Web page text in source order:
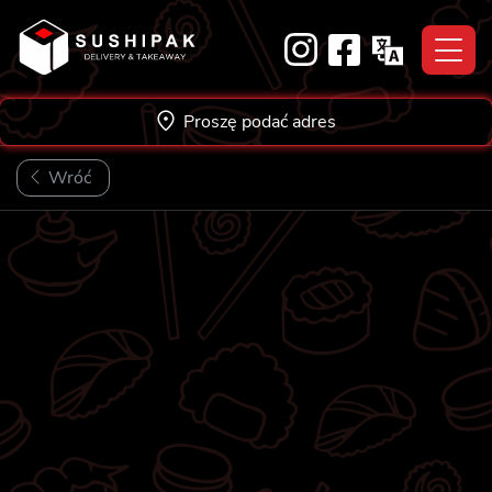
content
Proszę podać adres
Wróć